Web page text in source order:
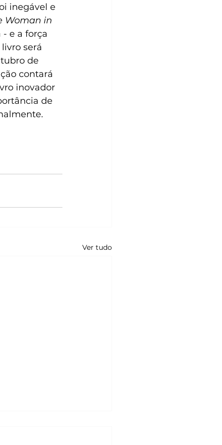
inegável e
Woman in
e a força
será
de
contará
inovador
de
Ver tudo